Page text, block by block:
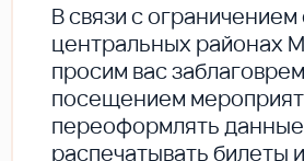
В cвязи с ограничением
центральных районах
просим вас
посещением
переоформлять
распечатывать билеты